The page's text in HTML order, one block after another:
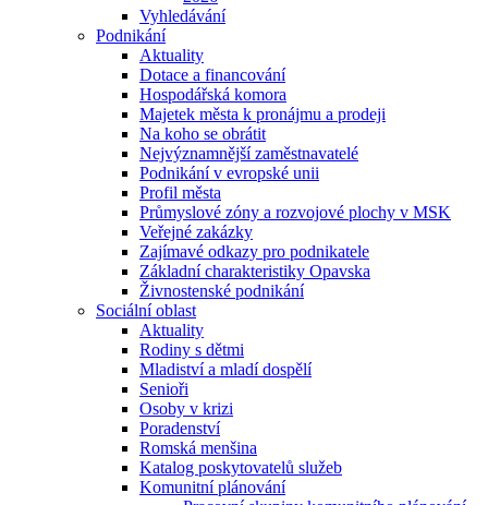
Vyhledávání
Podnikání
Aktuality
Dotace a financování
Hospodářská komora
Majetek města k pronájmu a prodeji
Na koho se obrátit
Nejvýznamnější zaměstnavatelé
Podnikání v evropské unii
Profil města
Průmyslové zóny a rozvojové plochy v MSK
Veřejné zakázky
Zajímavé odkazy pro podnikatele
Základní charakteristiky Opavska
Živnostenské podnikání
Sociální oblast
Aktuality
Rodiny s dětmi
Mladiství a mladí dospělí
Senioři
Osoby v krizi
Poradenství
Romská menšina
Katalog poskytovatelů služeb
Komunitní plánování